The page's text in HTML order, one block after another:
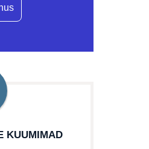
KUUMIMAD